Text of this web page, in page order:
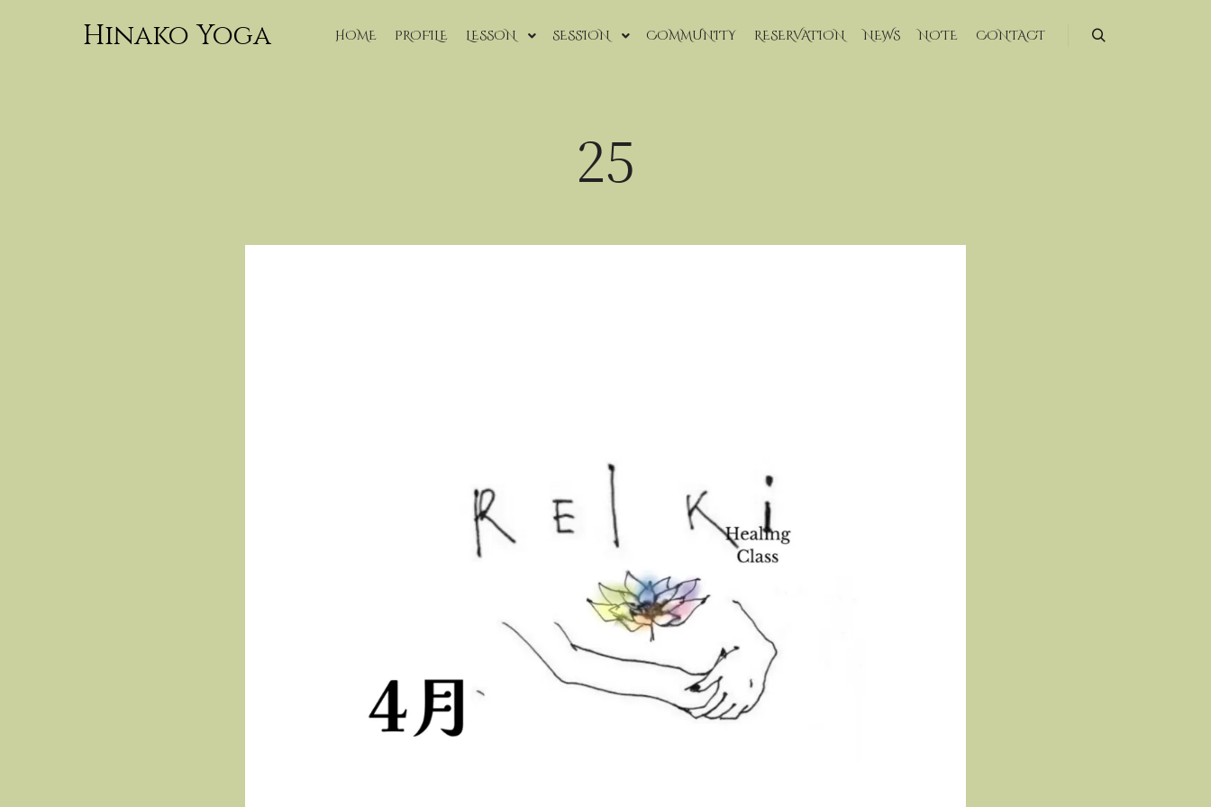
Hinako Yoga HOME PROFILE LESSON SESSION COMMUNITY RESERVATION NEWS NOTE CONTACT
25